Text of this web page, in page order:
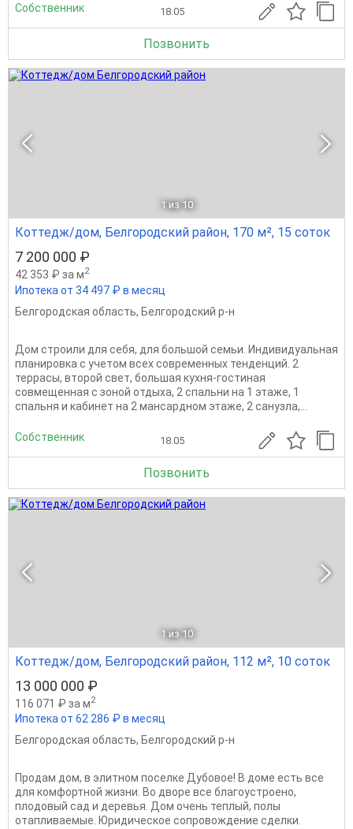
Собственник 18.05
Позвонить
1 из 10
Коттедж/дом, Белгородский район, 170 м², 15 соток
7 200 000 ₽
42 353 ₽ за м2
Ипотека от 34 497 ₽ в месяц
Белгородская область, Белгородский р-н
Дом строили для себя, для большой семьи. Индивидуальная
планировка с учетом всех современных тенденций. 2
террасы, второй свет, большая кухня-гостиная
совмещенная с зоной отдыха, 2 спальни на 1 этаже, 1
спальня и кабинет на 2 мансардном этаже, 2 санузла,...
Собственник 18.05
Позвонить
1 из 10
Коттедж/дом, Белгородский район, 112 м², 10 соток
13 000 000 ₽
116 071 ₽ за м2
Ипотека от 62 286 ₽ в месяц
Белгородская область, Белгородский р-н
Продам дом, в элитном поселке Дубовое! В доме есть все
для комфортной жизни. Во дворе все благоустроено,
плодовый сад и деревья. Дом очень теплый, полы
отапливаемые. Юридическое сопровождение сделки.